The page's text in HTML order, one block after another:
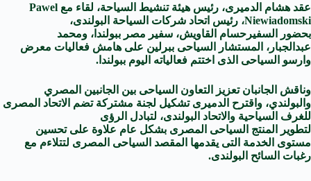
عقد هشام الدميرى، رئيس هيئة تنشيط السياحة
، لقاء مع Pawel
Niewiadomski، رئيس اتحاد شركات السياحة البولندى،
بحضور
السفير حسام القاويش، سفير مصر ببولندا، ومحمد
عبدالجبار، المستشار
السياحى ببرلين على هامش فعاليات معرض
وارسو السياحى الذى اختتم فعالياته اليوم ببولندا.
وناقش الجانبان تعزيز التعاون السياحى بين الجانبين المصري
والبولندي، واقترح الدميرى تشكيل لجنة مشتركة تضم الاتحاد المصرى
للغرف السياحية والاتحاد البولندى، لتبادل الرؤى
لتطوير
المنتج السياحى المصرى بشكل عام علاوة على تحسين
مستوى الخدمة التى يقدمها المقصد السياحى المصرى لتتلاءم مع
رغبات السائح البولندى.